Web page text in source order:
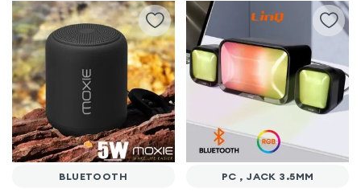
BLUETOOTH PC , JACK 3.5MM